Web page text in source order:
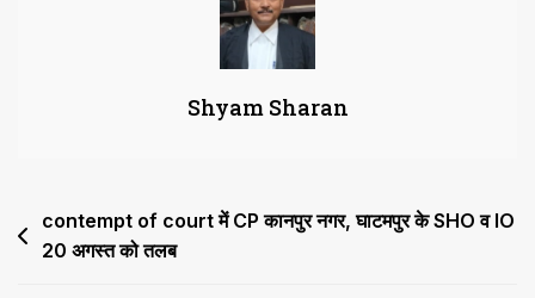
होने
से
आदेश
सकते’
Shyam Sharan
Post
navigation
contempt of court में CP कानपुर नगर, घाटमपुर के SHO व IO
20 अगस्त को तलब